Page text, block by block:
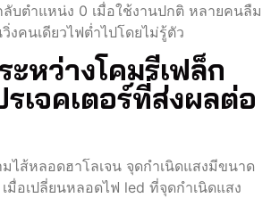
บตำแหน่ง 0 เมื่อใช้งานปกติ หลายคนลืม
คนเดียวไฟต่ำไปโดยไม่รู้ตัว
ะหว่างโคมรีเฟล็ก
รเจคเตอร์ที่ส่งผลต่อ
ไส้หลอดฮาโลเจน จุดกำเนิดแสงมีขนาด
มื่อเปลี่ยนหลอดไฟ led ที่จุดกำเนิดแสง